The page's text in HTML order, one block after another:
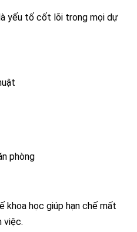
yếu tố cốt lõi trong mọi dự
phòng
khoa học giúp hạn chế mất
việc.